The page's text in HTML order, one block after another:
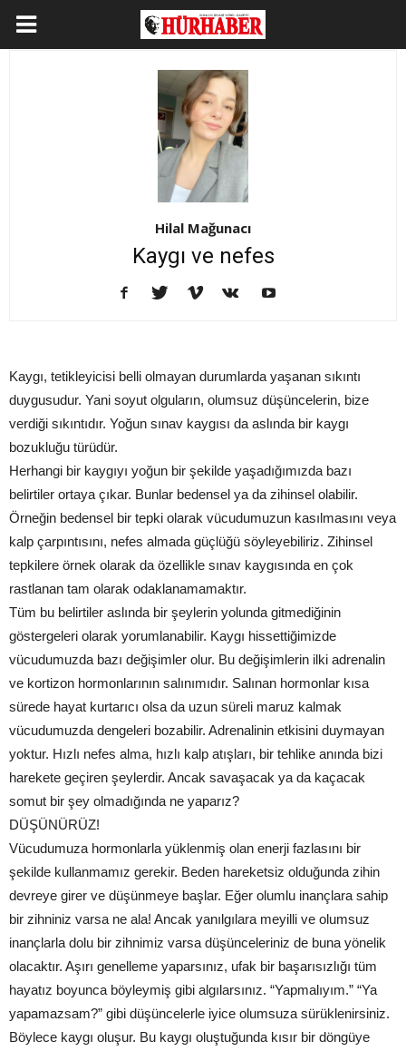
Hilal Mağunacı
Kaygı ve nefes
Kaygı, tetikleyicisi belli olmayan durumlarda yaşanan sıkıntı
duygusudur. Yani soyut olguların, olumsuz düşüncelerin, bize
verdiği sıkıntıdır. Yoğun sınav kaygısı da aslında bir kaygı
bozukluğu türüdür.
Herhangi bir kaygıyı yoğun bir şekilde yaşadığımızda bazı
belirtiler ortaya çıkar. Bunlar bedensel ya da zihinsel olabilir.
Örneğin bedensel bir tepki olarak vücudumuzun kasılmasını veya
kalp çarpıntısını, nefes almada güçlüğü söyleyebiliriz. Zihinsel
tepkilere örnek olarak da özellikle sınav kaygısında en çok
rastlanan tam olarak odaklanamamaktır.
Tüm bu belirtiler aslında bir şeylerin yolunda gitmediğinin
göstergeleri olarak yorumlanabilir. Kaygı hissettiğimizde
vücudumuzda bazı değişimler olur. Bu değişimlerin ilki adrenalin
ve kortizon hormonlarının salınımıdır. Salınan hormonlar kısa
sürede hayat kurtarıcı olsa da uzun süreli maruz kalmak
vücudumuzda dengeleri bozabilir. Adrenalinin etkisini duymayan
yoktur. Hızlı nefes alma, hızlı kalp atışları, bir tehlike anında bizi
harekete geçiren şeylerdir. Ancak savaşacak ya da kaçacak
somut bir şey olmadığında ne yaparız?
DÜŞÜNÜRÜZ!
Vücudumuza hormonlarla yüklenmiş olan enerji fazlasını bir
şekilde kullanmamız gerekir. Beden hareketsiz olduğunda zihin
devreye girer ve düşünmeye başlar. Eğer olumlu inançlara sahip
bir zihniniz varsa ne ala! Ancak yanılgılara meyilli ve olumsuz
inançlarla dolu bir zihnimiz varsa düşünceleriniz de buna yönelik
olacaktır. Aşırı genelleme yaparsınız, ufak bir başarısızlığı tüm
hayatız boyunca böyleymiş gibi algılarsınız. “Yapmalıyım.” “Ya
yapamazsam?” gibi düşüncelerle iyice olumsuza sürüklenirsiniz.
Böylece kaygı oluşur. Bu kaygı oluştuğunda kısır bir döngüye